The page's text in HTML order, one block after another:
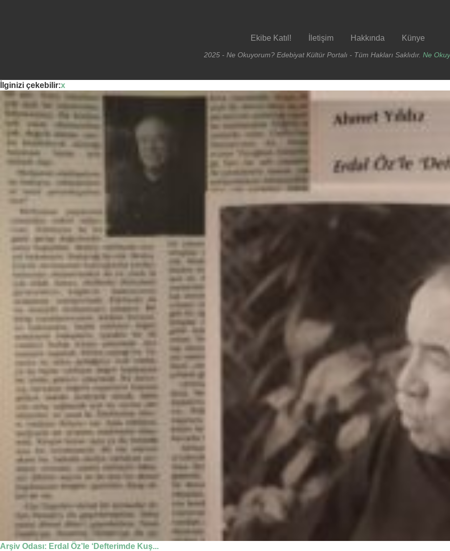
Ekibe Katıl! İletişim Hakkında Künye
2025 - Ne Okuyorum? Edebiyat Kültür Portalı - Tüm Hakları Saklıdır. Ne
İlginizi çekebilir:x
Arşiv Odası: Erdal Öz’le ‘Defterimde Kuş...